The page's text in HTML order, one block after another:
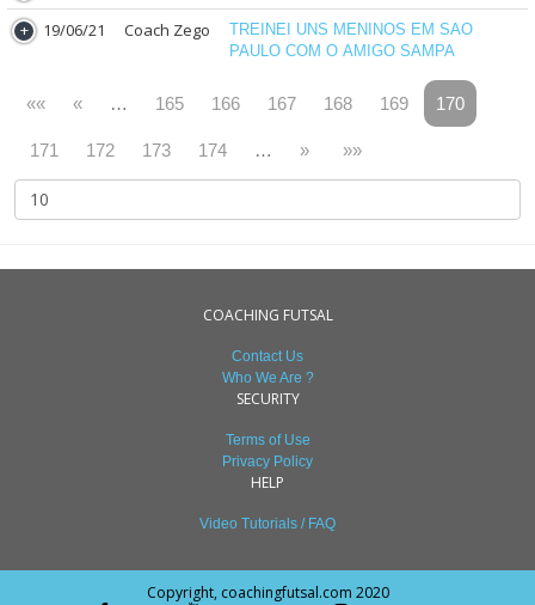
19/06/21 Coach Zego
TREINEI UNS MENINOS EM SAO
PAULO COM O AMIGO SAMPA
«« « … 165 166 167 168 169 170
171 172 173 174 … » »»
COACHING FUTSAL
Contact Us
Who We Are ?
SECURITY
Terms of Use
Privacy Policy
HELP
Video Tutorials / FAQ
Copyright, coachingfutsal.com 2020